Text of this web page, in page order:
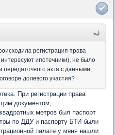
регистрация права
ипотечники), не было
передаточного акта с данными,
долевого участия?
При регистрации права
документом,
метров был паспорт
по ДДУ и паспорту БТИ были
палате у меня нашли